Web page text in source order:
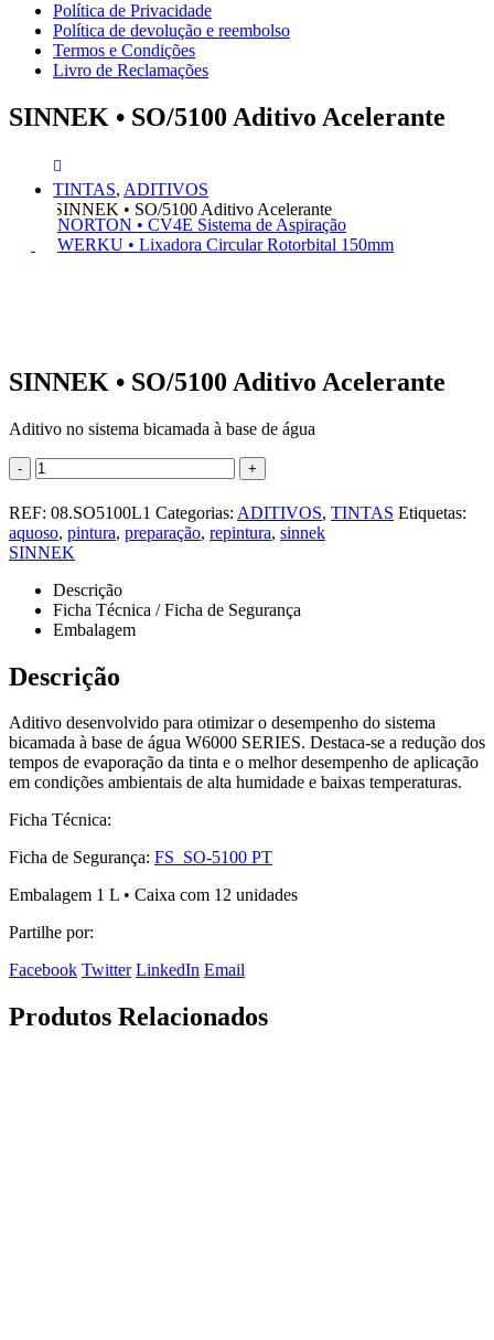
Política de Privacidade
Política de devolução e reembolso
Termos e Condições
Livro de Reclamações
SINNEK • SO/5100 Aditivo Acelerante
TINTAS, ADITIVOS
SINNEK • SO/5100 Aditivo Acelerante
NORTON • CV4E Sistema de Aspiração
WERKU • Lixadora Circular Rotorbital 150mm
SINNEK • SO/5100 Aditivo Acelerante
Aditivo no sistema bicamada à base de água
- +
REF: 08.SO5100L1 Categorias: ADITIVOS, TINTAS Etiquetas:
aquoso, pintura, preparação, repintura, sinnek
SINNEK
Descrição
Ficha Técnica / Ficha de Segurança
Embalagem
Descrição
Aditivo desenvolvido para otimizar o desempenho do sistema
bicamada à base de água W6000 SERIES. Destaca-se a redução dos
tempos de evaporação da tinta e o melhor desempenho de aplicação
em condições ambientais de alta humidade e baixas temperaturas.
Ficha Técnica:
Ficha de Segurança: FS_SO-5100 PT
Embalagem 1 L • Caixa com 12 unidades
Partilhe por:
Facebook Twitter LinkedIn Email
Produtos Relacionados